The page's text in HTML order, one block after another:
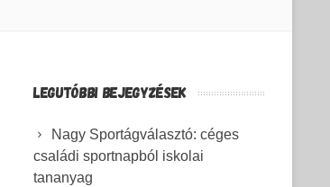
LEGUTÓBBI BEJEGYZÉSEK
Nagy Sportágválasztó: céges
családi sportnapból iskolai
tananyag